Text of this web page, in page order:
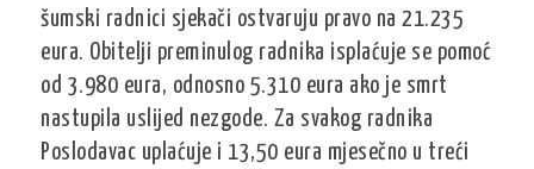
šumski radnici sjekači ostvaruju pravo na 21.235
eura. Obitelji preminulog radnika isplaćuje se pomoć
od 3.980 eura, odnosno 5.310 eura ako je smrt
nastupila uslijed nezgode. Za svakog radnika
Poslodavac uplaćuje i 13,50 eura mjesečno u treći